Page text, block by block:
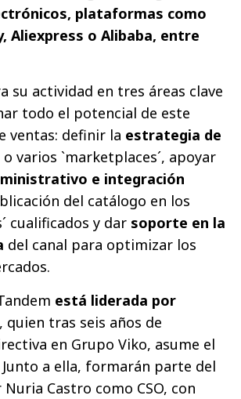
plataformas como
Aliexpress o Alibaba, entre
su actividad en tres áreas clave
todo el potencial de este
ventas: definir la estrategia de
o varios `marketplaces´, apoyar
e integración
del catálogo en los
cualificados y dar soporte en la
del canal para optimizar los
está liderada por
, quien tras seis años de
en Grupo Viko, asume el
Junto a ella, formarán parte del
Castro como CSO, con